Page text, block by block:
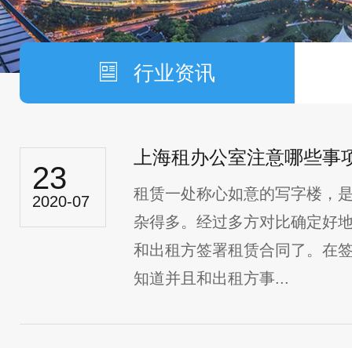
行业资讯
23
2020-07
上海租办公室注意哪些事
租赁一处称心如意的写字楼，
杂得多。经过多方对比确定好
和出租方签署租赁合同了。在
知道并且和出租方事...